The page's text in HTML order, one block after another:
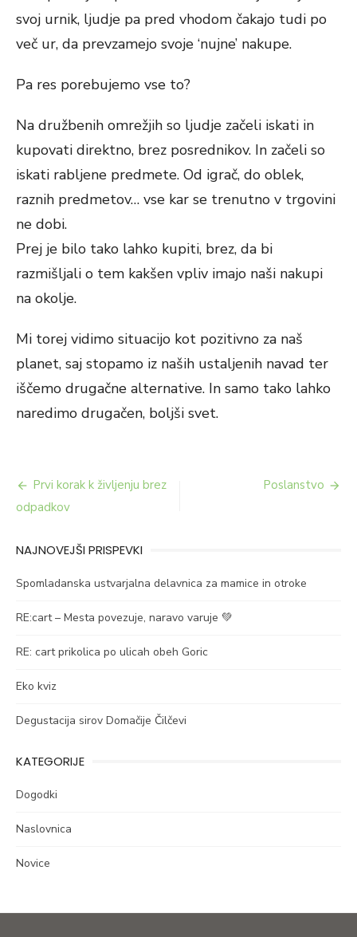
svoj urnik, ljudje pa pred vhodom čakajo tudi po
več ur, da prevzamejo svoje ‘nujne’ nakupe.
Pa res porebujemo vse to?
Na družbenih omrežjih so ljudje začeli iskati in
kupovati direktno, brez posrednikov. In začeli so
iskati rabljene predmete. Od igrač, do oblek,
raznih predmetov… vse kar se trenutno v trgovini
ne dobi.
Prej je bilo tako lahko kupiti, brez, da bi
razmišljali o tem kakšen vpliv imajo naši nakupi
na okolje.
Mi torej vidimo situacijo kot pozitivno za naš
planet, saj stopamo iz naših ustaljenih navad ter
iščemo drugačne alternative. In samo tako lahko
naredimo drugačen, boljši svet.
Navigacija
prispevka
Prvi korak k življenju brez
odpadkov
Poslanstvo
NAJNOVEJŠI PRISPEVKI
Spomladanska ustvarjalna delavnica za mamice in otroke
RE:cart – Mesta povezuje, naravo varuje 💚
RE: cart prikolica po ulicah obeh Goric
Eko kviz
Degustacija sirov Domačije Čilčevi
KATEGORIJE
Dogodki
Naslovnica
Novice